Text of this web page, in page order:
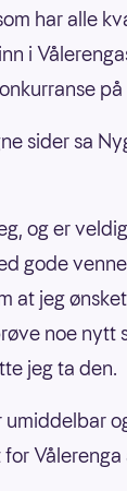
har alle
i
sider sa
og er
gode
at jeg
noe nytt
jeg ta den.